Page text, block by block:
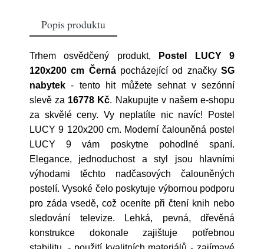
Popis produktu
Trhem osvědčený produkt,
Postel LUCY 9
120x200 cm Černápocházející od značkySG
nabytek - tento hit můžete sehnat v sezónní
slevě za 16778 Kč. Nakupujte v našem e-shopu
za skvělé ceny. Vy neplatíte nic navíc! Postel
LUCY 9 120x200 cm. Moderní čalouněná postel
LUCY 9 vám poskytne pohodlné spaní.
Elegance, jednoduchost a styl jsou hlavními
výhodami těchto nadčasových čalouněných
postelí. Vysoké čelo poskytuje výbornou podporu
pro záda vsedě, což oceníte při čtení knih nebo
sledování televize. Lehká, pevná, dřevěná
konstrukce dokonale zajištuje potřebnou